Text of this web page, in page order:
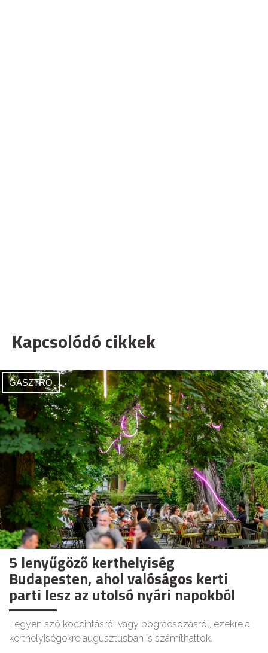
Kapcsolódó cikkek
GASZTRO
5 lenyűgöző kerthelyiség
Budapesten, ahol valóságos kerti
parti lesz az utolsó nyári napokból
Legyen szó koccintásról vagy bográcsozásról, ezekre a
kerthelyiségekre augusztusban is számíthattok.